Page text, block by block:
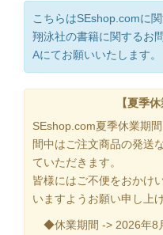
こちらはSEshop.comに関
翔泳社の書籍に関するお
Aにてお願いいたします。
【夏季
SEshop.com夏季休業期
間中はご注文商品の発送
ていただきます。
皆様にはご不便をおかけ
いますようお願い申し上
◆休業期間 -> 2026年8